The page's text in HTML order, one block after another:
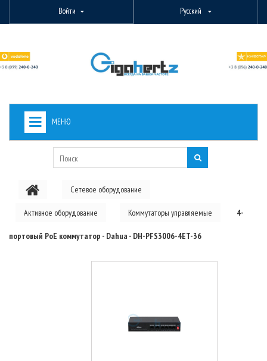
Войти Русский
МЕНЮ
PON ОБОРУДОВАНИЕ
Сетевое оборудование
Активное оборудование Коммутаторы управляемые 4-
портовый РоЕ коммутатор - Dahua - DH-PFS3006-4ET-36